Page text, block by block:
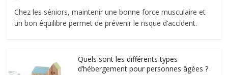
Chez les séniors, maintenir une bonne force musculaire et
un bon équilibre permet de prévenir le risque d’accident.
Quels sont les différents types
d’hébergement pour personnes âgées ?